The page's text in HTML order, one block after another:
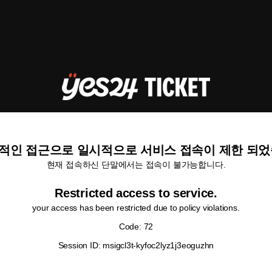
인 접근으로 일시적으로 서비스 접속이 제한 되
현재 접속하신 단말에서는 접속이 불가능합니다.
Restricted access to service.
your access has been restricted due to policy violations.
Code: 72
Session ID: msigcl3t-kyfoc2lyz1j3eoguzhn